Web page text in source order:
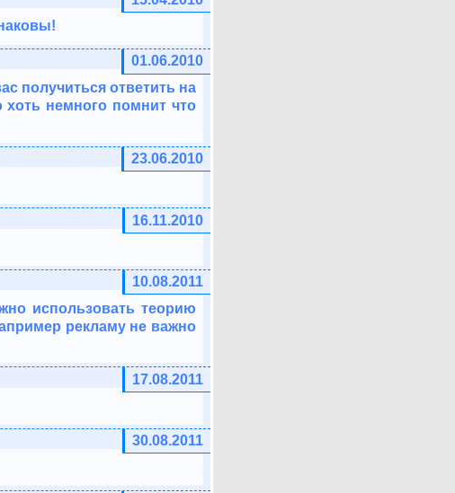
01.06.2010
получиться ответить на
хоть немного помнит что
23.06.2010
16.11.2010
10.08.2011
использовать теорию
рекламу не важно
17.08.2011
30.08.2011